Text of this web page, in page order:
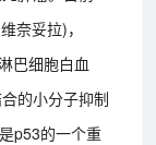
奈妥拉)，
巴细胞白血
的小分子抑制
p53的一个重